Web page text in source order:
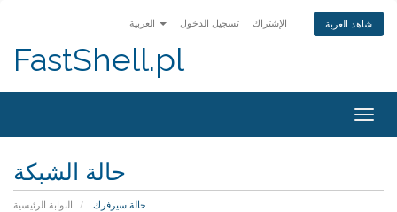
تسجيل الدخول الإشتراك شاهد العربة
FastShell.pl
حالة الشبكة
البوابة الرئيسية حالة سيرفرك